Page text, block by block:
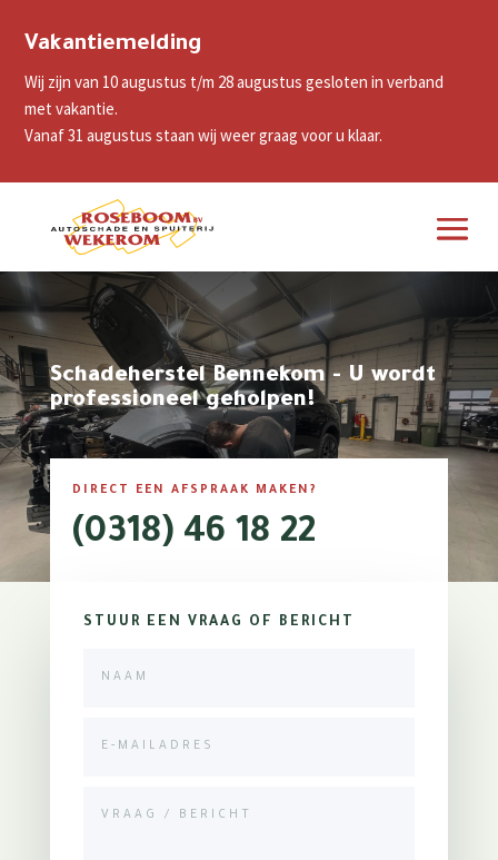
Vakantiemelding
Wij zijn van 10 augustus t/m 28 augustus gesloten in verband
met vakantie.
Vanaf 31 augustus staan wij weer graag voor u klaar.
Schadeherstel Bennekom - U wordt
professioneel geholpen!
DIRECT EEN AFSPRAAK MAKEN?
(0318) 46 18 22
STUUR EEN VRAAG OF BERICHT